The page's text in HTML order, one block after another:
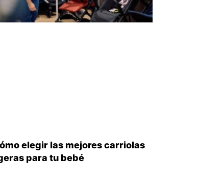
elegir las mejores carriolas
para tu bebé